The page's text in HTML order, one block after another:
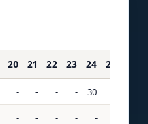
20 21 22 23 24 25
- - - - 30
- - - - -